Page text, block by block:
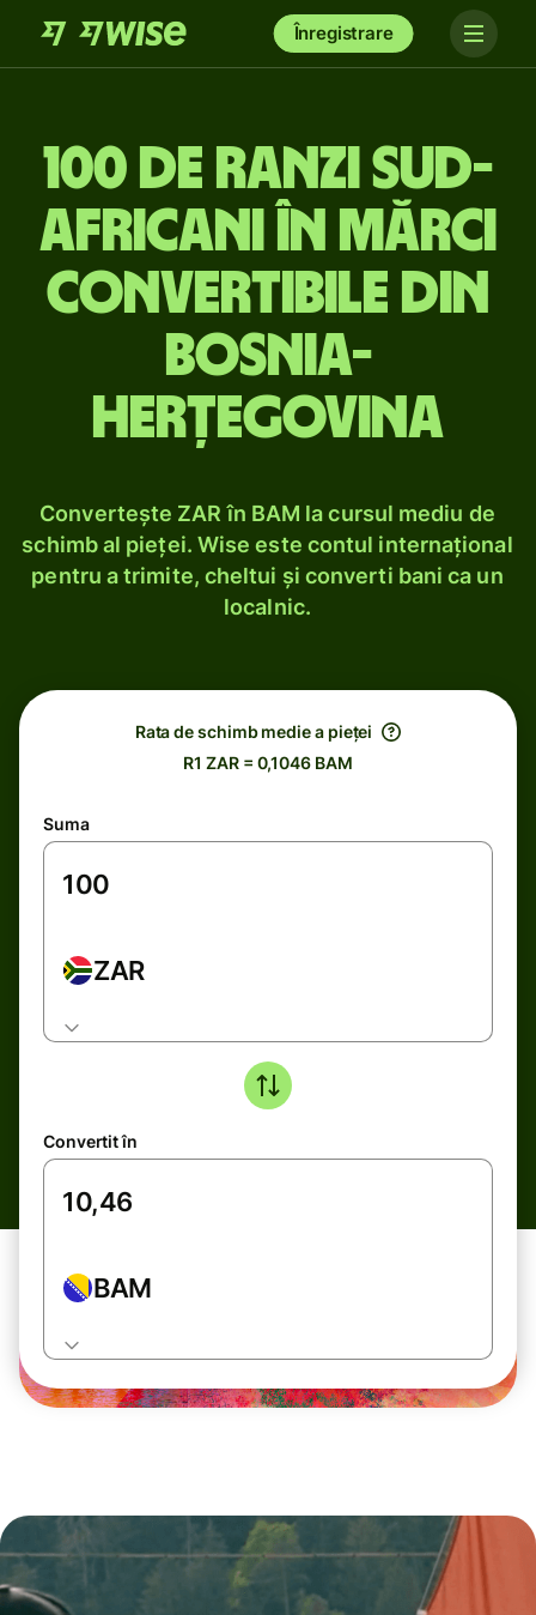
Înregistrare
100 de ranzi sud-
africani în mărci
convertibile din
Bosnia-
Herțegovina
Convertește ZAR în BAM la cursul mediu de
schimb al pieței. Wise este contul internațional
pentru a trimite, cheltui și converti bani ca un
localnic.
Rata de schimb medie a pieței
R1 ZAR = 0,1046 BAM
Suma
ZAR
Convertit în
BAM